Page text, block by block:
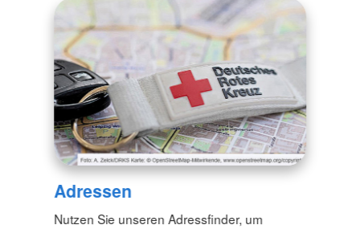
Adressen
Nutzen Sie unseren Adressfinder, um